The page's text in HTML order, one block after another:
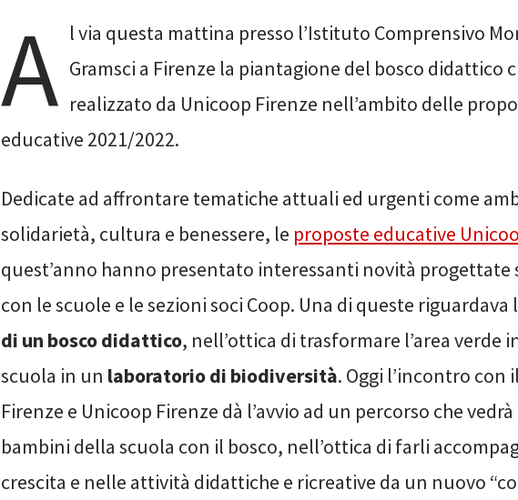
A l via questa mattina presso l’Istituto Comprensivo
Gramsci a Firenze la piantagione del bosco didattico
realizzato da Unicoop Firenze nell’ambito delle
educative 2021/2022.
Dedicate ad affrontare tematiche attuali ed urgenti come
solidarietà, cultura e benessere, le proposte educative
quest’anno hanno presentato interessanti novità
con le scuole e le sezioni soci Coop. Una di queste riguardava
di un bosco didattico, nell’ottica di trasformare l’area verde
scuola in un laboratorio di biodiversità. Oggi l’incontro con
Firenze e Unicoop Firenze dà l’avvio ad un percorso che
bambini della scuola con il bosco, nell’ottica di farli
crescita e nelle attività didattiche e ricreative da un nuovo